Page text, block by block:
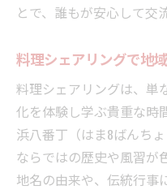
とで、誰もが安心して交
料理シェアリングで地
料理シェアリングは、単
化を体験し学ぶ貴重な時
浜八番丁（はま8ばんち
ならではの歴史や風習が
地名の由来や、伝統行事